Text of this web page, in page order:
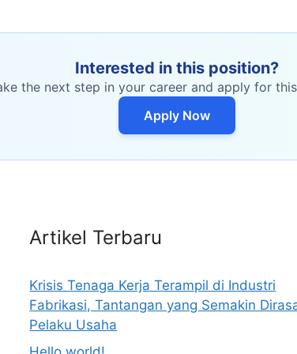
Interested in this position?
the next step in your career and apply for
Apply Now
Artikel Terbaru
Krisis Tenaga Kerja Terampil di Industri
Fabrikasi, Tantangan yang Semakin
Pelaku Usaha